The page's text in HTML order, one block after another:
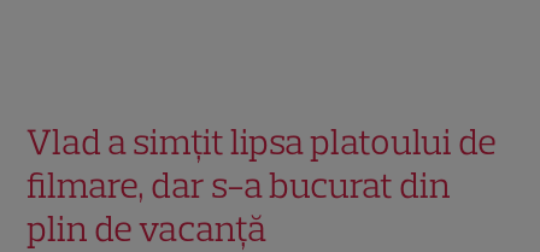
Vlad a simțit lipsa platoului de
filmare, dar s-a bucurat din
plin de vacanță